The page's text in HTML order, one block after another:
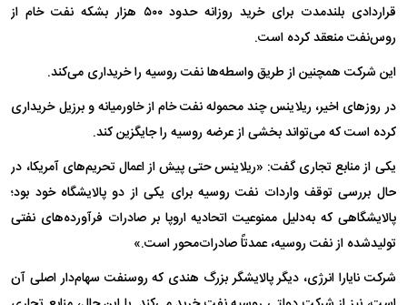
قراردادی بلندمدت برای خرید روزانه حدود ۵۰۰ هزار بشکه نفت خام از
روس‌نفت منعقد کرده است.
این شرکت همچنین از طریق واسطه‌ها نفت روسیه را خریداری می‌کند.
در روز‌های اخیر، ریلاینس چند محموله نفت خام از خاورمیانه و برزیل خریداری
کرده است که می‌تواند بخشی از عرضه روسیه را جایگزین کند.
یکی از منابع تجاری گفت: «ریلاینس حتی پیش از اعمال تحریم‌های آمریکا، در
حال بررسی توقف واردات نفت روسیه برای یکی از دو پالایشگاه خود بود؛
پالایشگاهی که به‌دلیل ممنوعیت اتحادیه اروپا بر صادرات فرآورده‌های نفتی
تولیدشده از نفت روسیه، عمدتاً صادرات‌محور است.»
شرکت نایارا انرژی، دیگر پالایشگر بزرگ هندی که روسنفت سهام‌دار اصلی آن